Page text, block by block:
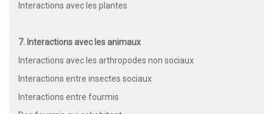
Interactions avec les plantes
7. Interactions avec les animaux
Interactions avec les arthropodes non sociaux
Interactions entre insectes sociaux
Interactions entre fourmis